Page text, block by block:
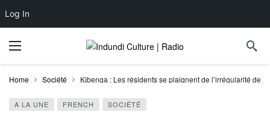
Log In
Home Société Kibenga : Les résidents se plaignent de l’irrégularité de
A LA UNE FRENCH SOCIÉTÉ